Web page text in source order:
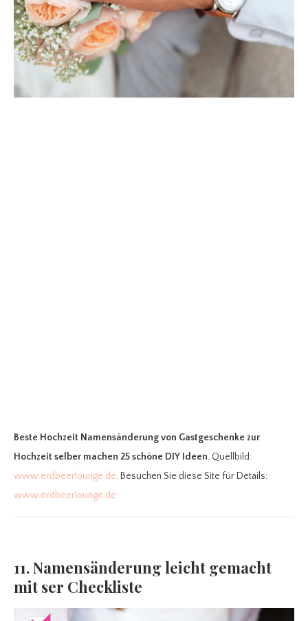
Beste Hochzeit Namensänderungvon Gastgeschenke zur
Hochzeit selber machen 25 schöne DIY Ideen. Quellbild:
www.erdbeerlounge.de. Besuchen Sie diese Site für Details:
www.erdbeerlounge.de
11. Namensänderung leicht gemacht
mit ser Checkliste